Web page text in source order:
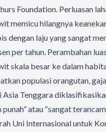
Foundation. Perluasan
memicu hilangnya
dengan laju yang sangat
per tahun. Perambahan
skala besar ke dalam
populasi orangutan,
Asia Tenggara
punah” atau “sangat
Uni Internasional untuk